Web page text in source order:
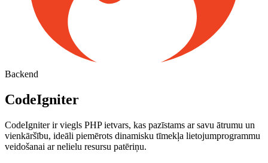
Backend
CodeIgniter
CodeIgniter ir viegls PHP ietvars, kas pazīstams ar savu ātrumu un
vienkāršību, ideāli piemērots dinamisku tīmekļa lietojumprogrammu
veidošanai ar nelielu resursu patēriņu.